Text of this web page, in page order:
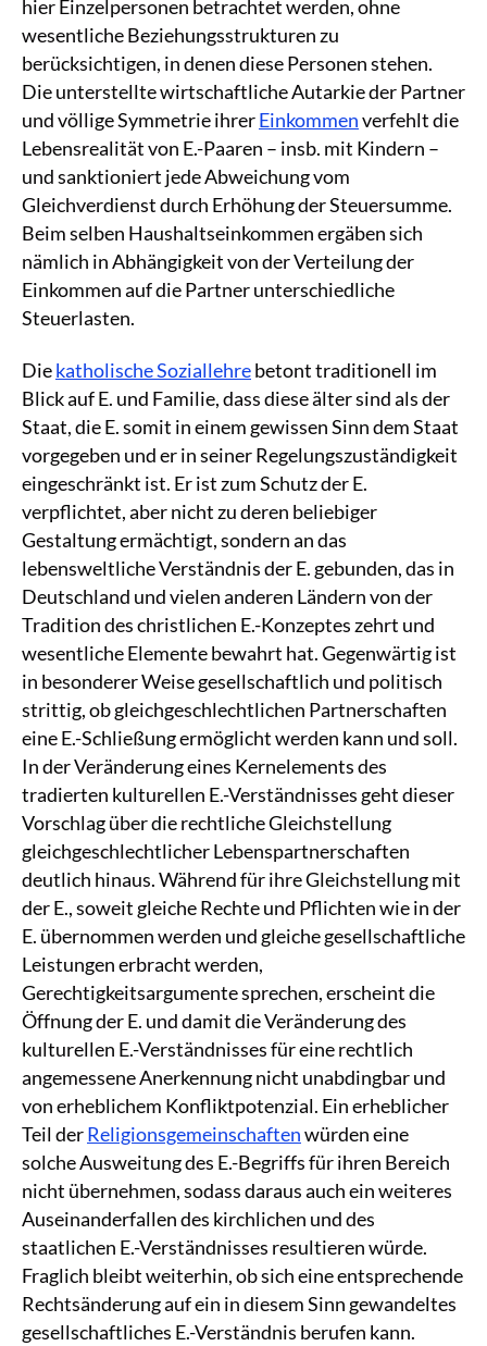
hier Einzelpersonen betrachtet werden, ohne
wesentliche Beziehungsstrukturen zu
berücksichtigen, in denen diese Personen stehen.
Die unterstellte wirtschaftliche Autarkie der Partner
und völlige Symmetrie ihrerEinkommenverfehlt die
Lebensrealität von E.-Paaren – insb. mit Kindern –
und sanktioniert jede Abweichung vom
Gleichverdienst durch Erhöhung der Steuersumme.
Beim selben Haushaltseinkommen ergäben sich
nämlich in Abhängigkeit von der Verteilung der
Einkommen auf die Partner unterschiedliche
Steuerlasten.
Diekatholische Soziallehrebetont traditionell im
Blick auf E. und Familie, dass diese älter sind als der
Staat, die E. somit in einem gewissen Sinn dem Staat
vorgegeben und er in seiner Regelungszuständigkeit
eingeschränkt ist. Er ist zum Schutz der E.
verpflichtet, aber nicht zu deren beliebiger
Gestaltung ermächtigt, sondern an das
lebensweltliche Verständnis der E. gebunden, das in
Deutschland und vielen anderen Ländern von der
Tradition des christlichen E.-Konzeptes zehrt und
wesentliche Elemente bewahrt hat. Gegenwärtig ist
in besonderer Weise gesellschaftlich und politisch
strittig, ob gleichgeschlechtlichen Partnerschaften
eine E.-Schließung ermöglicht werden kann und soll.
In der Veränderung eines Kernelements des
tradierten kulturellen E.-Verständnisses geht dieser
Vorschlag über die rechtliche Gleichstellung
gleichgeschlechtlicher Lebenspartnerschaften
deutlich hinaus. Während für ihre Gleichstellung mit
der E., soweit gleiche Rechte und Pflichten wie in der
E. übernommen werden und gleiche gesellschaftliche
Leistungen erbracht werden,
Gerechtigkeitsargumente sprechen, erscheint die
Öffnung der E. und damit die Veränderung des
kulturellen E.-Verständnisses für eine rechtlich
angemessene Anerkennung nicht unabdingbar und
von erheblichem Konfliktpotenzial. Ein erheblicher
Teil derReligionsgemeinschaftenwürden eine
solche Ausweitung des E.-Begriffs für ihren Bereich
nicht übernehmen, sodass daraus auch ein weiteres
Auseinanderfallen des kirchlichen und des
staatlichen E.-Verständnisses resultieren würde.
Fraglich bleibt weiterhin, ob sich eine entsprechende
Rechtsänderung auf ein in diesem Sinn gewandeltes
gesellschaftliches E.-Verständnis berufen kann.